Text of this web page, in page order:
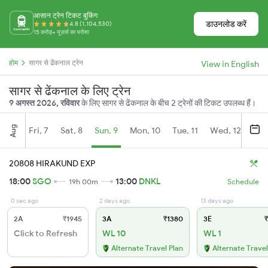
आसान ट्रेन टिकट बुकिंग
4.8 (1,104,530)
15 करोड़+ यूज़र्स का भरोसा
डाउनलोड करें
होम सागर से ढेंकनाल ट्रेन View in English
सागर से ढेंकनाल के लिए ट्रेन
9 अगस्त 2026, रविवारके लिए सागर से ढेंकनाल के बीच 2 ट्रेनों की टिकट उपलब्ध हैं।
Aug Fri, 7 Sat, 8 Sun, 9 Mon, 10 Tue, 11 Wed, 12
20808 HIRAKUND EXP
18:00SGO 19h 00m 13:00 DNKL Schedule
0 sec ago
2A ₹1945
Click to Refresh
2 days ago
3A ₹1380
WL 10
Alternate Travel Plan
13 days ago
3E
WL 1
Alternate